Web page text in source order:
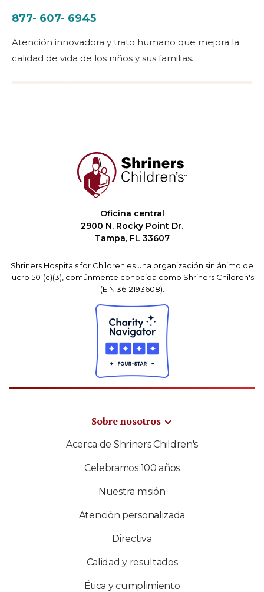
877- 607- 6945
Atención innovadora y trato humano que mejora la
calidad de vida de los niños y sus familias.
Oficina central
2900 N. Rocky Point Dr.
Tampa, FL 33607
Shriners Hospitals for Children es una organización sin ánimo de
lucro 501(c)(3), comúnmente conocida como Shriners Children's
(EIN 36-2193608).
Sobre nosotros
Acerca de Shriners Children's
Celebramos 100 años
Nuestra misión
Atención personalizada
Directiva
Calidad y resultados
Ética y cumplimiento